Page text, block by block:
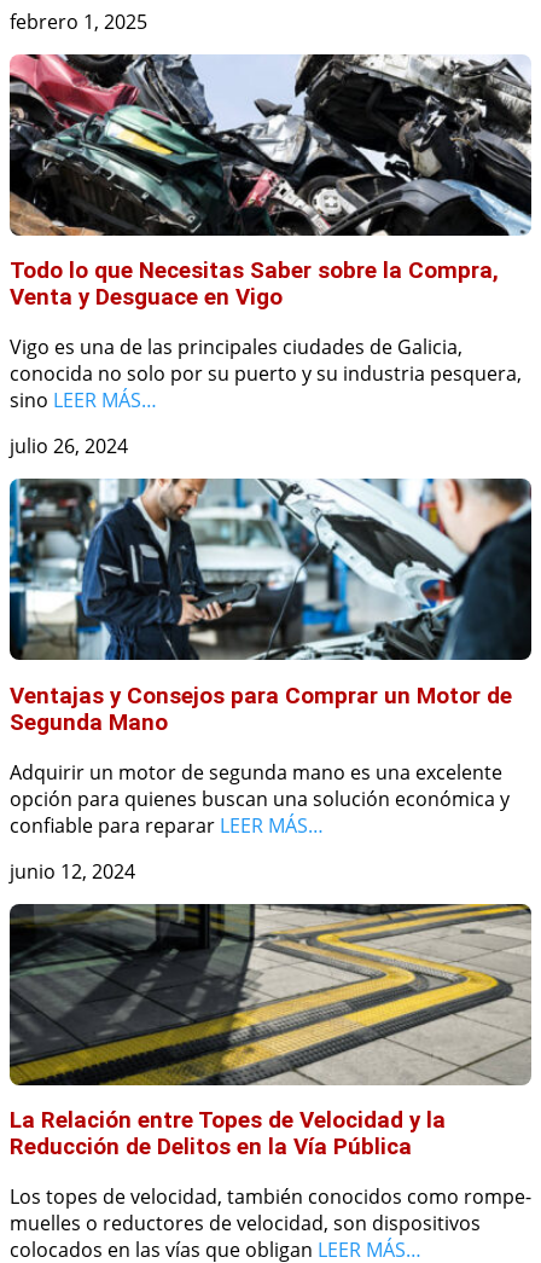
febrero 1, 2025
Todo lo que Necesitas Saber sobre la Compra,
Venta y Desguace en Vigo
Vigo es una de las principales ciudades de Galicia,
conocida no solo por su puerto y su industria pesquera,
sino LEER MÁS…
julio 26, 2024
Ventajas y Consejos para Comprar un Motor de
Segunda Mano
Adquirir un motor de segunda mano es una excelente
opción para quienes buscan una solución económica y
confiable para reparar LEER MÁS…
junio 12, 2024
La Relación entre Topes de Velocidad y la
Reducción de Delitos en la Vía Pública
Los topes de velocidad, también conocidos como rompe-
muelles o reductores de velocidad, son dispositivos
colocados en las vías que obligan LEER MÁS…